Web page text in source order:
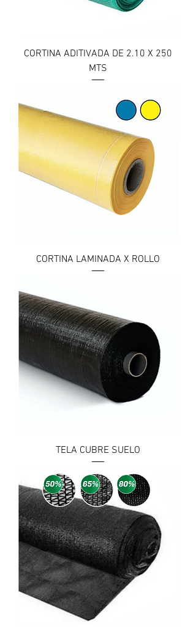
CORTINA ADITIVADA DE 2.10 X 250
MTS
CORTINA LAMINADA X ROLLO
TELA CUBRE SUELO